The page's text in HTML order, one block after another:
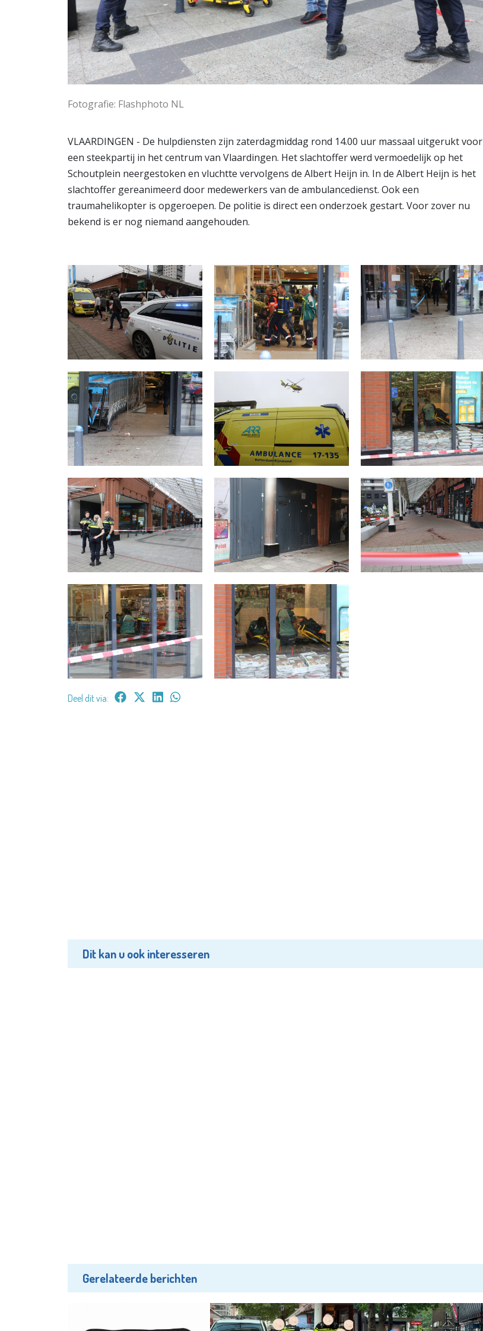
Fotografie: Flashphoto NL
VLAARDINGEN - De hulpdiensten zijn zaterdagmiddag rond 14.00 uur massaal uitgerukt voor
een steekpartij in het centrum van Vlaardingen. Het slachtoffer werd vermoedelijk op het
Schoutplein neergestoken en vluchtte vervolgens de Albert Heijn in. In de Albert Heijn is het
slachtoffer gereanimeerd door medewerkers van de ambulancedienst. Ook een
traumahelikopter is opgeroepen. De politie is direct een onderzoek gestart. Voor zover nu
bekend is er nog niemand aangehouden.
Deel dit via:
Dit kan u ook interesseren
Gerelateerde berichten